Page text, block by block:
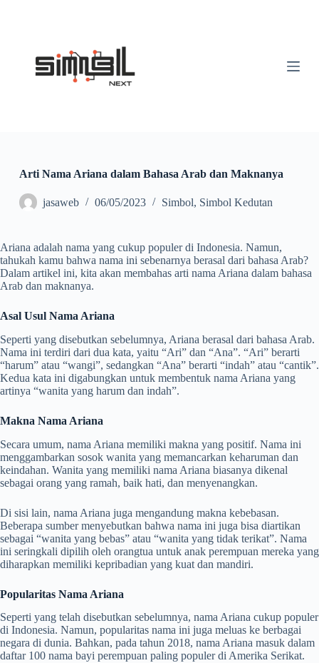
Arti Nama Ariana dalam Bahasa Arab dan Maknanya
jasaweb 06/05/2023 Simbol, Simbol Kedutan
Ariana adalah nama yang cukup populer di Indonesia. Namun,
tahukah kamu bahwa nama ini sebenarnya berasal dari bahasa Arab?
Dalam artikel ini, kita akan membahas arti nama Ariana dalam bahasa
Arab dan maknanya.
Asal Usul Nama Ariana
Seperti yang disebutkan sebelumnya, Ariana berasal dari bahasa Arab.
Nama ini terdiri dari dua kata, yaitu “Ari” dan “Ana”. “Ari” berarti
“harum” atau “wangi”, sedangkan “Ana” berarti “indah” atau “cantik”.
Kedua kata ini digabungkan untuk membentuk nama Ariana yang
artinya “wanita yang harum dan indah”.
Makna Nama Ariana
Secara umum, nama Ariana memiliki makna yang positif. Nama ini
menggambarkan sosok wanita yang memancarkan keharuman dan
keindahan. Wanita yang memiliki nama Ariana biasanya dikenal
sebagai orang yang ramah, baik hati, dan menyenangkan.
Di sisi lain, nama Ariana juga mengandung makna kebebasan.
Beberapa sumber menyebutkan bahwa nama ini juga bisa diartikan
sebagai “wanita yang bebas” atau “wanita yang tidak terikat”. Nama
ini seringkali dipilih oleh orangtua untuk anak perempuan mereka yang
diharapkan memiliki kepribadian yang kuat dan mandiri.
Popularitas Nama Ariana
Seperti yang telah disebutkan sebelumnya, nama Ariana cukup populer
di Indonesia. Namun, popularitas nama ini juga meluas ke berbagai
negara di dunia. Bahkan, pada tahun 2018, nama Ariana masuk dalam
daftar 100 nama bayi perempuan paling populer di Amerika Serikat.